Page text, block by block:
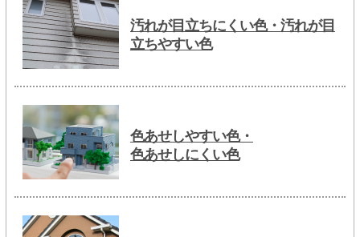
汚れが目立ちにくい色・汚れが目
立ちやすい色
色あせしやすい色・
色あせしにくい色